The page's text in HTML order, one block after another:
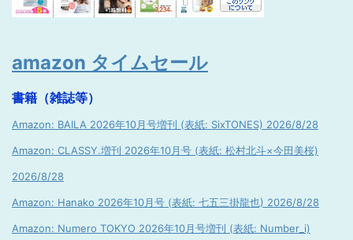
amazon タイムセール
書籍（雑誌等）
Amazon: BAILA 2026年10月号増刊 (表紙: SixTONES) 2026/8/28
Amazon: CLASSY.増刊 2026年10月号 (表紙: 松村北斗×今田美桜)
2026/8/28
Amazon: Hanako 2026年10月号 (表紙: 七五三掛龍也) 2026/8/28
Amazon: Numero TOKYO 2026年10月号増刊 (表紙: Number_i)